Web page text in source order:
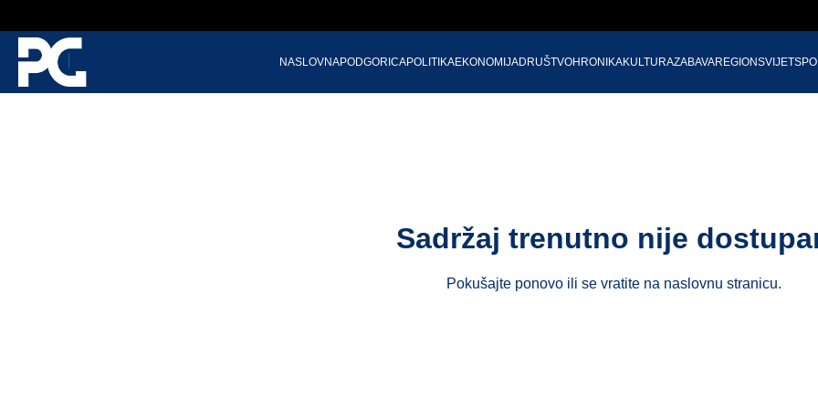
NASLOVNAPODGORICAPOLITIKAEKONOMIJADRUŠTVOHRONIKAKULTURAZABAVAREGIONSVIJET
Sadržaj trenutno nije
Pokušajte ponovo ili se vratite na naslovnu stranicu.